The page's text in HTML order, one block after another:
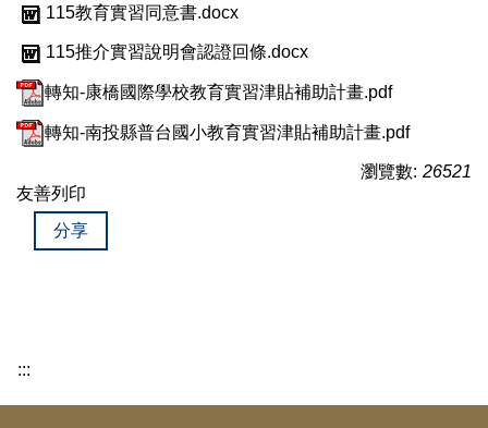
115教育實習同意書.docx
115推介實習說明會認證回條.docx
轉知-康橋國際學校教育實習津貼補助計畫.pdf
轉知-南投縣普台國小教育實習津貼補助計畫.pdf
瀏覽數: 26521
友善列印
分享
:::